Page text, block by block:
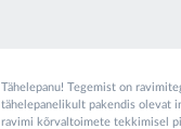
Tähelepanu! Tegemist on
tähelepanelikult pakendis olevat
ravimi kõrvaltoimete tekkimisel